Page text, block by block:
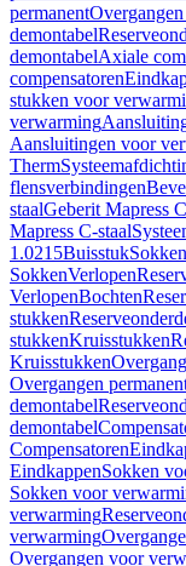
permanent
demontabel
demontabelAxiale
compensatoren
stukken voor
verwarming
Aansluitingen voor
Therm
flensverbindingen
staalGeberit Mapress
Mapress C-staal
1.0215BuisstukSokken
SokkenVerlopen
VerlopenBochten
stukken
stukkenKruisstukken
Kruisstukken
Overgangen
demontabel
demontabel
Compensatoren
EindkappenSokken
Sokken voor
verwarming
verwarming
Overgangen voor